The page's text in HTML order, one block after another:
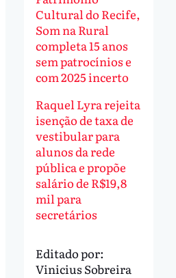
Cultural do Recife,
Som na Rural
completa 15 anos
sem patrocínios e
com 2025 incerto
Raquel Lyra rejeita
isenção de taxa de
vestibular para
alunos da rede
pública e propõe
salário de R$19,8
mil para
secretários
Editado por:
Vinicius Sobreira